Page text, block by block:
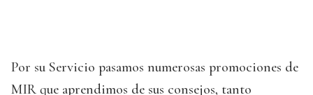
Por su Servicio pasamos numerosas promociones de
MIR que aprendimos de sus consejos, tanto